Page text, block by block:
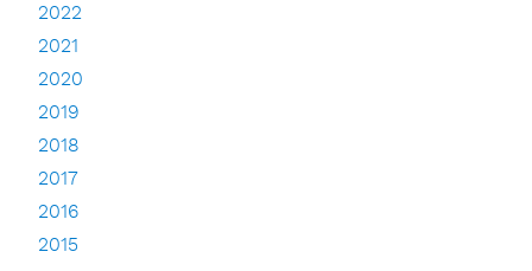
2022
2021
2020
2019
2018
2017
2016
2015